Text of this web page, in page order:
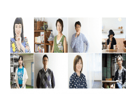
！
数
を
読
み
込